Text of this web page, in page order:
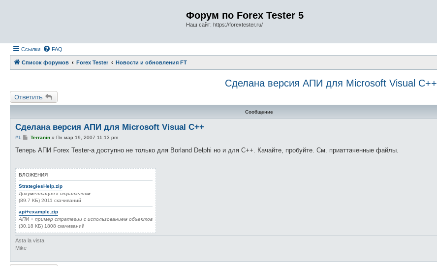
Форум по Forex Tester 5
Наш сайт: https://forextester.ru/
Ссылки FAQ
Список форумов Forex Tester Новости и обновления FT
Сделана версия АПИ для Microsoft Visual С++
Ответить
Сообщение
Сделана версия АПИ для Microsoft Visual С++
#1
С
о
б
н
и
е
Terranin» Пн мар 19, 2007 11:13 pm
Теперь АПИ Forex Tester-а доступно не только для Borland Delphi но и для С++. Качайте, пробуйте. См. приаттаченные файлы.
ВЛОЖЕНИЯ
StrategiesHelp.zip
Документация к стратегиям
(89.7 КБ) 2011 скачиваний
api+example.zip
АПИ + пример стратегии с использованием объектов
(30.18 КБ) 1808 скачиваний
Asta la vista
Mike